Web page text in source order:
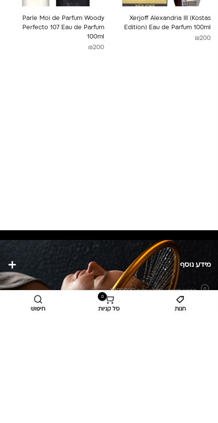
PREVIOUS
Xerjoff Alexandria III (Kostas
Edition) Eau de Parfum 100ml
₪200
Parle Moi de Parfum Woody
Perfecto 107 Eau de Parfum
100ml
₪200
NEXT
מידע נוסף
כביש ראשי,כפר יאסיף 2490800
מעליא 2514000
חנות
0
סל קניות חיפוש